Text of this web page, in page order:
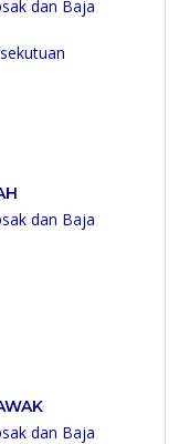
dan Baja
dan Baja
dan Baja